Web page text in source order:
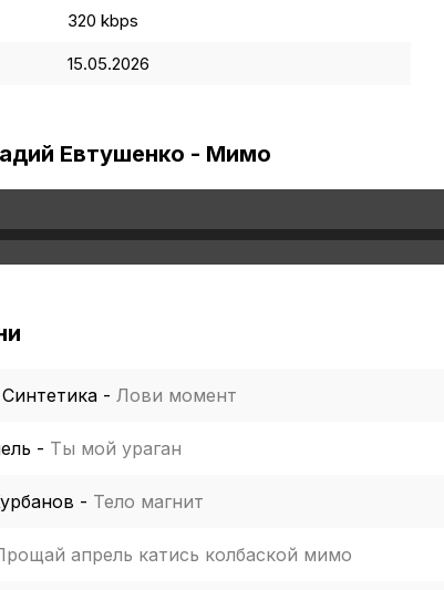
320 kbps
15.05.2026
Евтушенко - Мимо
- Лови момент
- Ты мой ураган
- Тело магнит
апрель катись колбаской мимо